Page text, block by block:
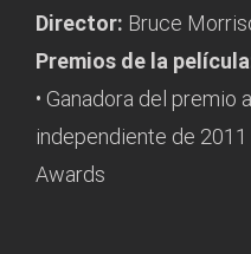
Director: Bruce
Premios de la
• Ganadora del premio
independiente de
Awards